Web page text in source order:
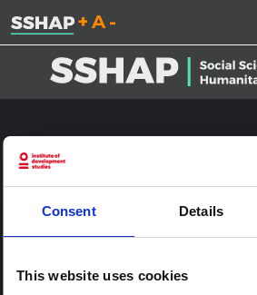
Consent Details
This website uses cookies
تقليل حجم الخط.
إعادة ضبط حجم
زيادة حجم
بواسطةssia_admin